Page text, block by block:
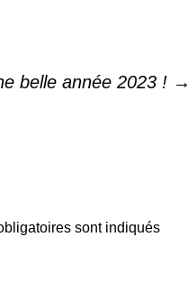
belle année 2023 ! →
sont indiqués